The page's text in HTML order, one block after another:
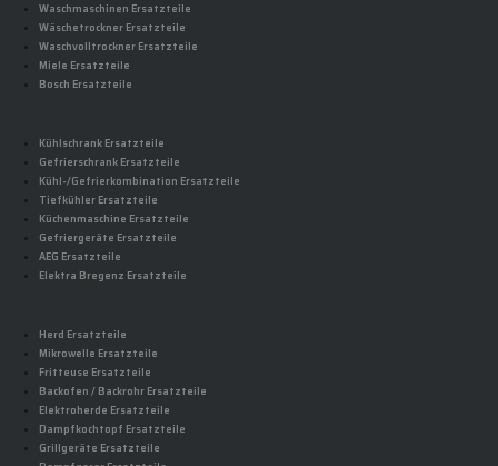
Waschmaschinen Ersatzteile
Wäschetrockner Ersatzteile
Waschvolltrockner Ersatzteile
Miele Ersatzteile
Bosch Ersatzteile
Kühlschrank Ersatzteile
Gefrierschrank Ersatzteile
Kühl-/Gefrierkombination Ersatzteile
Tiefkühler Ersatzteile
Küchenmaschine Ersatzteile
Gefriergeräte Ersatzteile
AEG Ersatzteile
Elektra Bregenz Ersatzteile
Herd Ersatzteile
Mikrowelle Ersatzteile
Fritteuse Ersatzteile
Backofen / Backrohr Ersatzteile
Elektroherde Ersatzteile
Dampfkochtopf Ersatzteile
Grillgeräte Ersatzteile